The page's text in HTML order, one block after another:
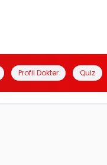
Profil Dokter Quiz